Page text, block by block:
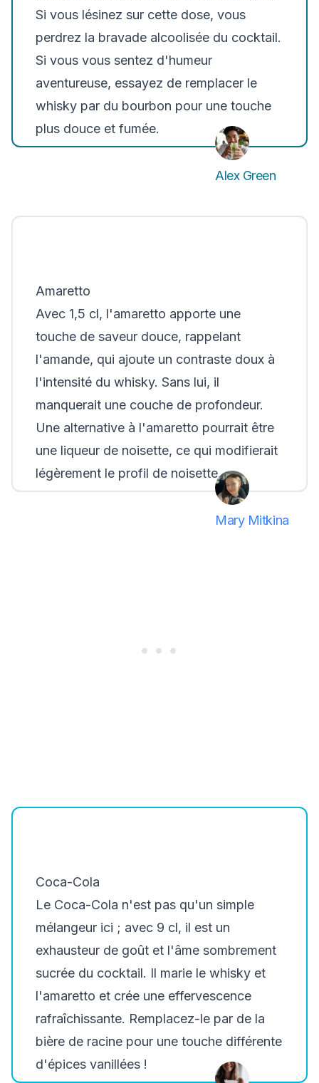
Si vous lésinez sur cette dose, vous
perdrez la bravade alcoolisée du cocktail.
Si vous vous sentez d'humeur
aventureuse, essayez de remplacer le
whisky par du bourbon pour une touche
plus douce et fumée.
Alex Green
Amaretto
Avec 1,5 cl, l'amaretto apporte une
touche de saveur douce, rappelant
l'amande, qui ajoute un contraste doux à
l'intensité du whisky. Sans lui, il
manquerait une couche de profondeur.
Une alternative à l'amaretto pourrait être
une liqueur de noisette, ce qui modifierait
légèrement le profil de noisette.
Mary Mitkina
Coca-Cola
Le Coca-Cola n'est pas qu'un simple
mélangeur ici ; avec 9 cl, il est un
exhausteur de goût et l'âme sombrement
sucrée du cocktail. Il marie le whisky et
l'amaretto et crée une effervescence
rafraîchissante. Remplacez-le par de la
bière de racine pour une touche différente
d'épices vanillées !